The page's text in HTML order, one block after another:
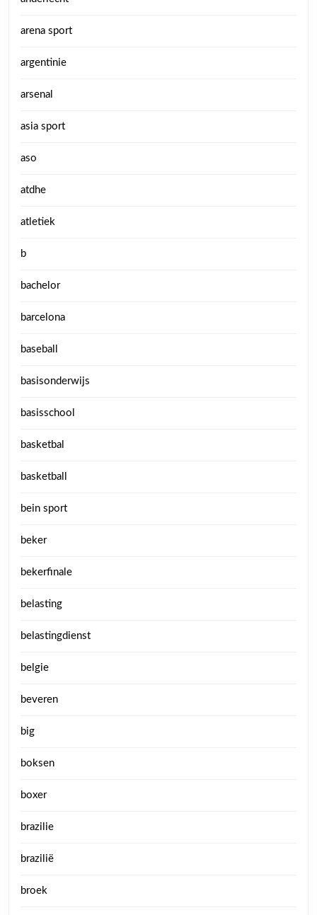
arena sport
argentinie
arsenal
asia sport
aso
atdhe
atletiek
b
bachelor
barcelona
baseball
basisonderwijs
basisschool
basketbal
basketball
bein sport
beker
bekerfinale
belasting
belastingdienst
belgie
beveren
big
boksen
boxer
brazilie
brazilië
broek